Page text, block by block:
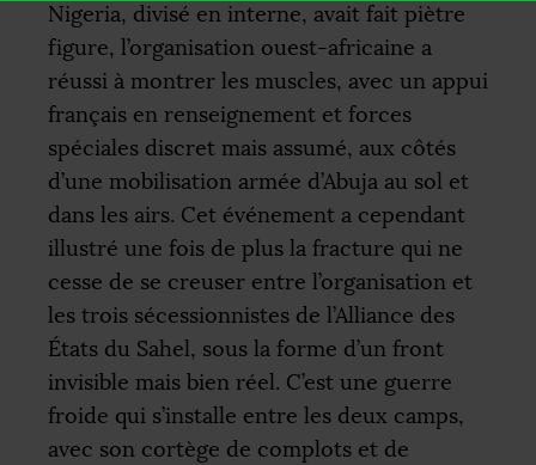
Nigeria, divisé en interne, avait fait piètre
figure, l’organisation ouest-africaine a
réussi à montrer les muscles, avec un appui
français en renseignement et forces
spéciales discret mais assumé, aux côtés
d’une mobilisation armée d’Abuja au sol et
dans les airs. Cet événement a cependant
illustré une fois de plus la fracture qui ne
cesse de se creuser entre l’organisation et
les trois sécessionnistes de l’Alliance des
États du Sahel, sous la forme d’un front
invisible mais bien réel. C’est une guerre
froide qui s’installe entre les deux camps,
avec son cortège de complots et de